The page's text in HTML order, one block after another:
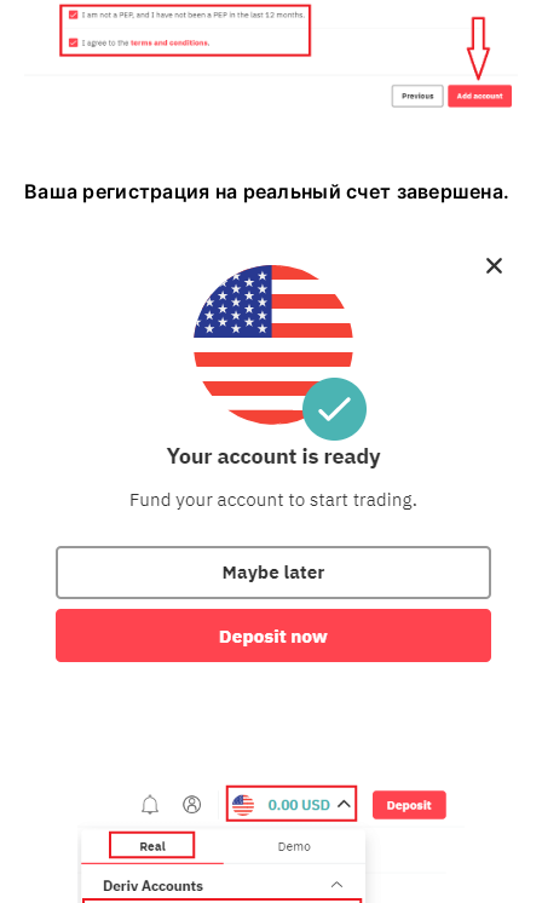
Ваша регистрация на реальный счет завершена.